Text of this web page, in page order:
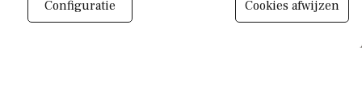
Configuratie Cookies afwijzen